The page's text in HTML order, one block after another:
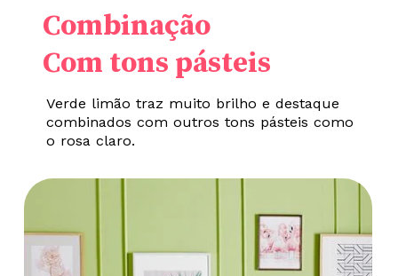
Verde limão traz muito brilho e destaque
combinados com outros tons pásteis como
o rosa claro.
Combinação
Com tons pásteis